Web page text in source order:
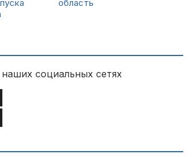
область
социальных сетях